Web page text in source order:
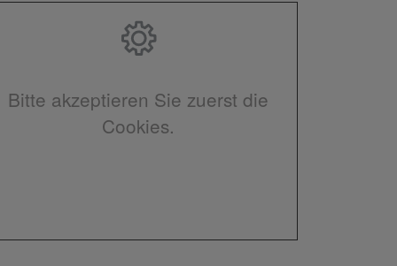
Bitte akzeptieren Sie zuerst die
Cookies.